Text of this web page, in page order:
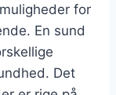
for
En sund
Det